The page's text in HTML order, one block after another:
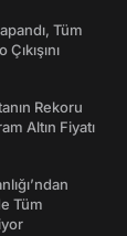
Tüm
Rekoru
Altın Fiyatı
Tüm